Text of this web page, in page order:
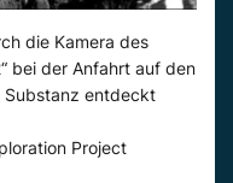
die Kamera des
bei der Anfahrt auf den
Substanz entdeckt
Project